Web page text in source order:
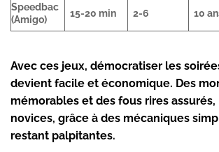
Speedbac
(Amigo)
15-20 min 2-6 10
Avec ces jeux, démocratiser les
devient facile et économique. Des
mémorables et des fous rires
novices, grâce à des mécaniques
restant palpitantes.